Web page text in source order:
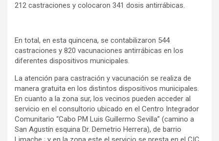
212 castraciones y colocaron 341 dosis antirrábicas.
En total, en esta quincena, se contabilizaron 544
castraciones y 820 vacunaciones antirrábicas en los
diferentes dispositivos municipales.
La atención para castración y vacunación se realiza de
manera gratuita en los distintos dispositivos municipales.
En cuanto a la zona sur, los vecinos pueden acceder al
servicio en el consultorio ubicado en el Centro Integrador
Comunitario “Cabo PM Luis Guillermo Sevilla” (camino a
San Agustín esquina Dr. Demetrio Herrera), de barrio